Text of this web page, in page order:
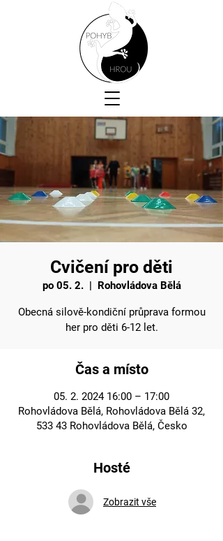
Cvičení pro děti
po 05. 2.
  |
Rohovládova Bělá
Obecná silově-kondiční průprava formou
her pro děti 6-12 let.
Čas a místo
05. 2. 2024 16:00 – 17:00
Rohovládova Bělá, Rohovládova Bělá 32,
533 43 Rohovládova Bělá, Česko
Hosté
Zobrazit vše